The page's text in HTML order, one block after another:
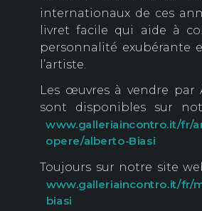
internationaux de ces
livret facile qui aide à
personnalité exubérante
l’artiste.
Les œuvres à vendre par
sont disponibles sur
www.galleriaincontro.it/fr/
opere/alberto-Biasi
Toujours sur notre site
www.galleriaincontro.it/fr/
biasi